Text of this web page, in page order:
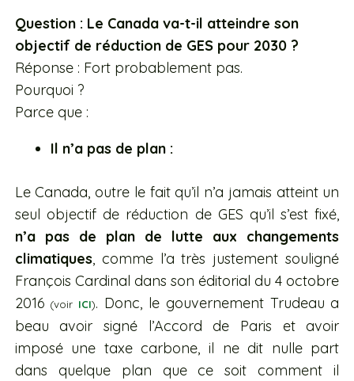
Question : Le Canada va-t-il atteindre son
objectif de réduction de GES pour 2030 ?
Réponse : Fort probablement pas.
Pourquoi ?
Parce que :
Il n’a pas de plan :
Le Canada, outre le fait qu’il n’a jamais atteint un
seul objectif de réduction de GES qu’il s’est fixé,
n’a pas de plan de lutte aux changements
climatiques, comme l’a très justement souligné
François Cardinal dans son éditorial du 4 octobre
2016 (voir ICI). Donc, le gouvernement Trudeau a
beau avoir signé l’Accord de Paris et avoir
imposé une taxe carbone, il ne dit nulle part
dans quelque plan que ce soit comment il